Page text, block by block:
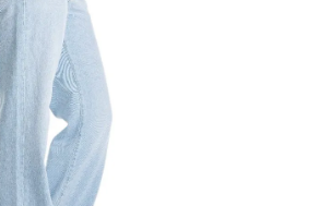
Sartoriale
Camisas